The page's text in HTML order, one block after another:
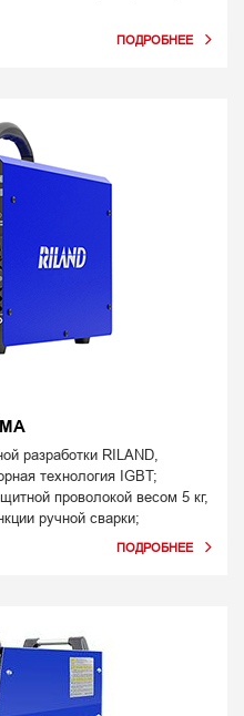
разработки RILAND,
технология IGBT;
проволокой весом 5 кг,
ручной сварки;